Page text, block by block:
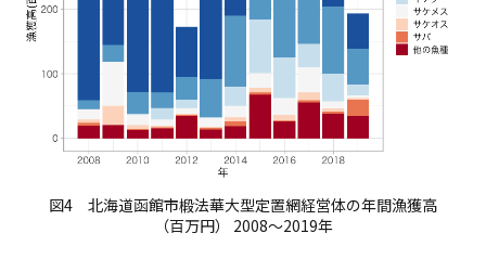
図4 北海道函館市椴法華大型定置網経営体の年間漁獲高
（百万円） 2008〜2019年